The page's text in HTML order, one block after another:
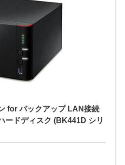
for バックアップ LAN接続
ードディスク (BK441D シリ